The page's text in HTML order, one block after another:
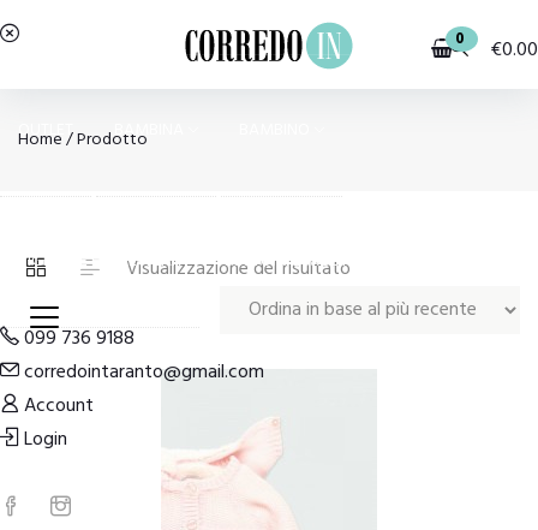
0 €0.00
OUTLET BAMBINA
PIGIAMI E HOMEWEAR COSTUMI E MODA MARE
099 736 9188
corredointaranto@gmail.com
Account
Login
Home/ Prodotto
Visualizzazione del risultato